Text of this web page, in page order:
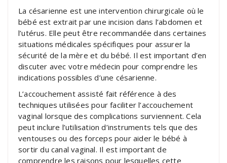
La césarienne est une intervention chirurgicale où le
bébé est extrait par une incision dans l’abdomen et
l’utérus. Elle peut être recommandée dans certaines
situations médicales spécifiques pour assurer la
sécurité de la mère et du bébé. Il est important d’en
discuter avec votre médecin pour comprendre les
indications possibles d’une césarienne.
L’accouchement assisté fait référence à des
techniques utilisées pour faciliter l’accouchement
vaginal lorsque des complications surviennent. Cela
peut inclure l’utilisation d’instruments tels que des
ventouses ou des forceps pour aider le bébé à
sortir du canal vaginal. Il est important de
comprendre les raisons pour lesquelles cette